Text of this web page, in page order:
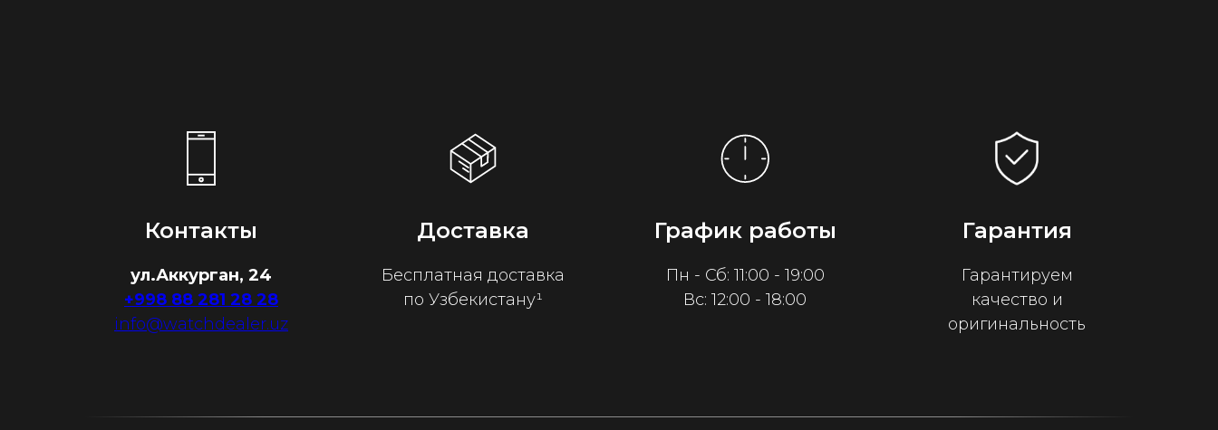
Контакты
ул.Аккурган, 24
+998 88 281 28 28
info@watchdealer.uz
Доставка
Бесплатная доставка
по Узбекистану¹
График работы
Пн - Сб: 11:00 - 19:00
Вс: 12:00 - 18:00
Гарантия
Гарантируем
качество и
оригинальность